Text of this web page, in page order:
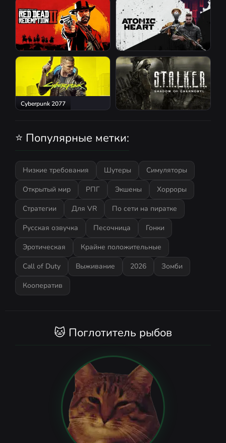
Red Dead Redemption 2 Atomic Heart
Cyberpunk 2077
⭐ Популярные метки:
Низкие требования Шутеры
Симуляторы
Открытый мир
РПГ Экшены
Хорроры
Стратегии
Для VR
По сети на пиратке
Русская озвучка
Песочница
Гонки
Эротическая
Крайне положительные
Call of Duty
Выживание 2026
Зомби
Кооператив
🐱 Поглотитель рыбов